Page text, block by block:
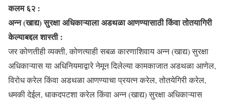
कलम ६२ :
अन्न (खाद्य) सुरक्षा अधिकाऱ्याला अडथळा आणण्यासाठी किंवा तोतयागिरी
केल्याबद्दल शास्ती :
जर कोणतीही व्यक्ती, कोणत्याही सबळ कारणाशिवाय अन्न (खाद्य) सुरक्षा
अधिकाऱ्यास या अधिनियमाद्वारे नेमून दिलेल्या कामकाजात अडथळा आणेल,
विरोध करेल किंवा अडथळा आणण्याचा प्रयत्न करेल, तोतयेगिरी करेल,
धमकी देईल, धाकदपटशा करेल किंवा अन्न (खाद्य) सुरक्षा अधिकाऱ्यास